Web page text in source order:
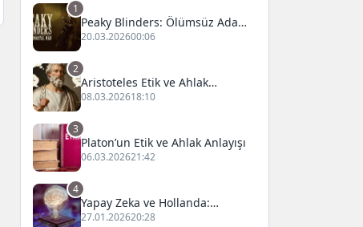
1
Peaky Blinders: Ölümsüz Adam
Film Konusu, Oyuncuları ve
İnceleme
20.03.202600:06
2
Aristoteles Etik ve Ahlak
Felsefesi
08.03.202618:10
3
Platon’un Etik ve Ahlak Anlayışı
06.03.202621:42
4
Yapay Zeka ve Hollanda:
Fırsatlar ve Zorluklar
27.01.202620:28